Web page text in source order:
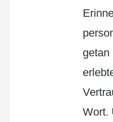
getan
Wort.